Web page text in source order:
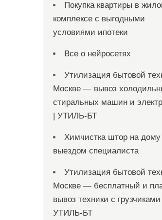
Покупка квартиры в
комплексе с выгодными
условиями ипотеки
Все о нейросетях
Утилизация бытовой
Москве — вывоз
стиральных машин и
| УТИЛЬ-БТ
Химчистка штор на дому
выездом специалиста
Утилизация бытовой
Москве — бесплатный и
вывоз техники с грузчиками
УТИЛЬ-БТ